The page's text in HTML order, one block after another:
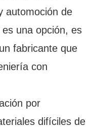
automoción de
una opción, es
fabricante que
con
por
difíciles de